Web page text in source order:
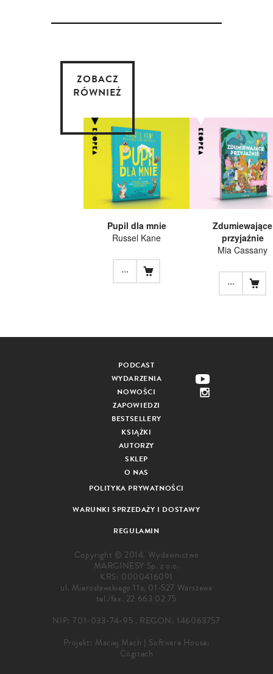
ZOBACZ
RÓWNIEŻ
Pupil dla mnie
Russel Kane
...
Zdumiewające
przyjaźnie
Mia Cassany
...
PODCAST
WYDARZENIA
NOWOŚCI
ZAPOWIEDZI
BESTSELLERY
KSIĄŻKI
AUTORZY
SKLEP
O NAS
POLITYKA PRYWATNOŚCI
WARUNKI SPRZEDAŻY I DOSTAWY
REGULAMIN
Copyright © 2014. Wydawnictwo
MARGINESY Sp. z o.o.
KRS: 0000416091
ul. Mierosławskiego 11a, 01-527 Warszawa
tel./fax. 22 663 02 75
NIP: 701-033-74-95 , REGON: 146063757
Projekt: Maciej Mach | Software House:
Cogitech